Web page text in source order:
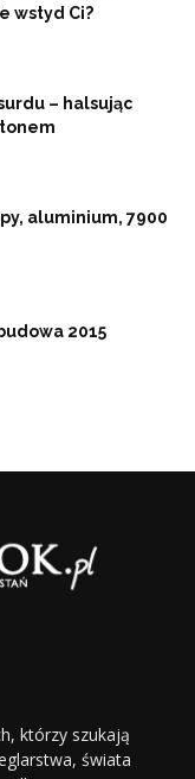
wstyd Ci?
– halsując
aluminium, 7900
2015
którzy szukają
świata